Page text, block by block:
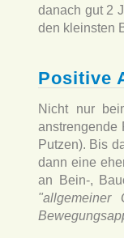
danach gut 2
den kleinsten
Positive
Nicht nur
anstrengende
Putzen). Bis
dann eine
an Bein-,
"allgemeiner